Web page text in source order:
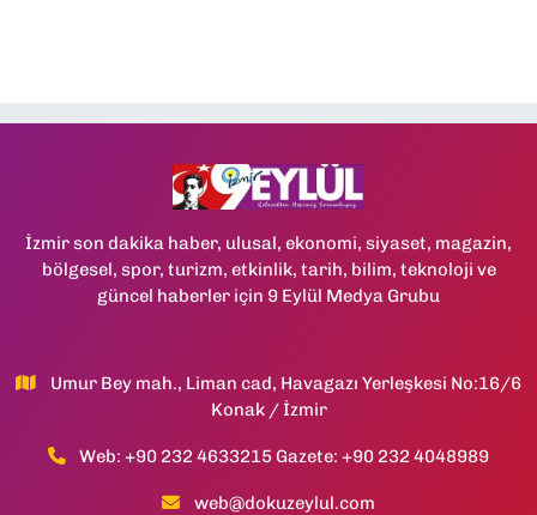
İzmir son dakika haber, ulusal, ekonomi, siyaset, magazin,
bölgesel, spor, turizm, etkinlik, tarih, bilim, teknoloji ve
güncel haberler için 9 Eylül Medya Grubu
Umur Bey mah., Liman cad, Havagazı Yerleşkesi No:16/6
Konak / İzmir
Web: +90 232 4633215 Gazete: +90 232 4048989
web@dokuzeylul.com